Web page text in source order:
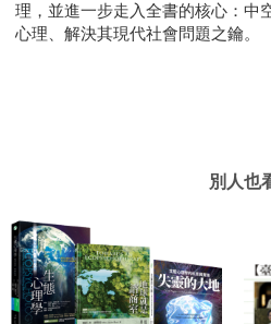
理，並進一步走入全書的核心：中
心理、解決其現代社會問題之鑰。
別人也